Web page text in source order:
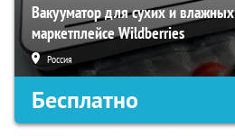
Вакууматор для сухих и
маркетплейсе Wildberries
Россия
Бесплатно